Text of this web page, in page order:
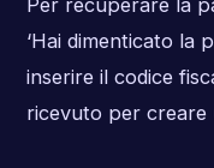
Per recuperare la
‘Hai dimenticato la
inserire il codice
ricevuto per creare